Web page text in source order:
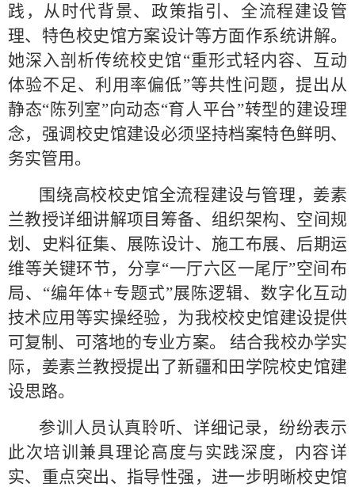
践，从时代背景、政策指引、全流程建设管
理、特色校史馆方案设计等方面作系统讲解。
她深入剖析传统校史馆“重形式轻内容、互动
体验不足、利用率偏低”等共性问题，提出从
静态“陈列室”向动态“育人平台”转型的建设理
念，强调校史馆建设必须坚持档案特色鲜明、
务实管用。
围绕高校校史馆全流程建设与管理，姜素
兰教授详细讲解项目筹备、组织架构、空间规
划、史料征集、展陈设计、施工布展、后期运
维等关键环节，分享“一厅六区一尾厅”空间布
局、“编年体+专题式”展陈逻辑、数字化互动
技术应用等实操经验，为我校校史馆建设提供
可复制、可落地的专业方案。 结合我校办学实
际，姜素兰教授提出了新疆和田学院校史馆建
设思路。
参训人员认真聆听、详细记录，纷纷表示
此次培训兼具理论高度与实践深度，内容详
实、重点突出、指导性强，进一步明晰校史馆